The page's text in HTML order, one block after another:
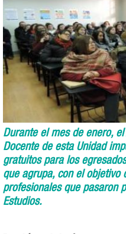
Durante el mes de enero,
Docente de esta Unidad
gratuitos para los
que agrupa, con el objetivo
profesionales que pasaron
Estudios.